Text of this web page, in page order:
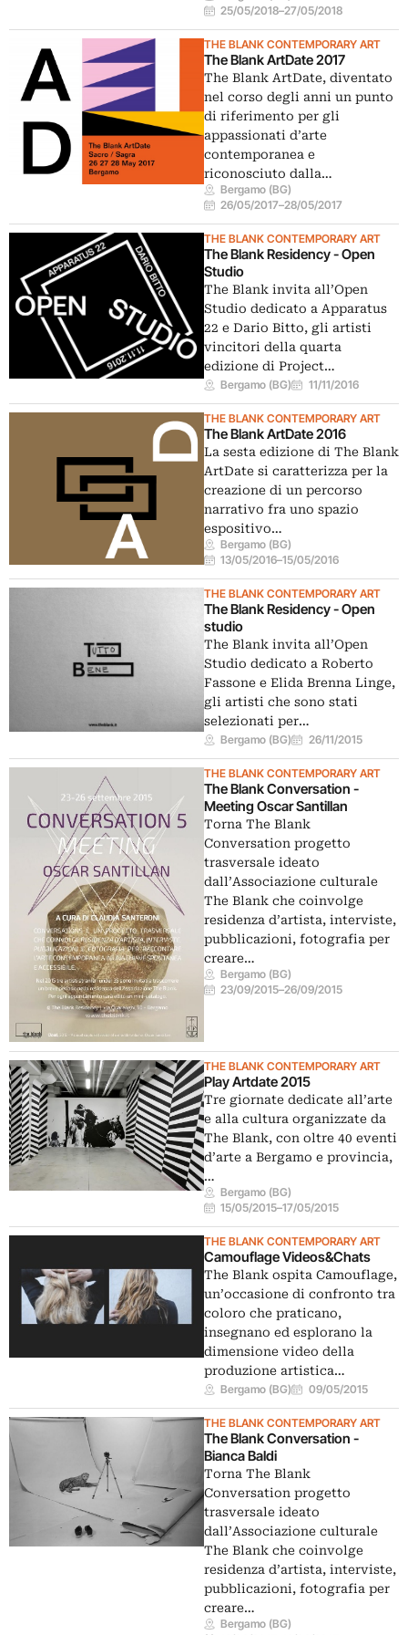
25/05/2018–27/05/2018
THE BLANK CONTEMPORARY ART
The Blank ArtDate 2017
The Blank ArtDate, diventato
nel corso degli anni un punto
di riferimento per gli
appassionati d’arte
contemporanea e
riconosciuto dalla…
Bergamo (BG)
26/05/2017–28/05/2017
THE BLANK CONTEMPORARY ART
The Blank Residency - Open
Studio
The Blank invita all’Open
Studio dedicato a Apparatus
22 e Dario Bitto, gli artisti
vincitori della quarta
edizione di Project…
Bergamo (BG) 11/11/2016
THE BLANK CONTEMPORARY ART
The Blank ArtDate 2016
La sesta edizione di The Blank
ArtDate si caratterizza per la
creazione di un percorso
narrativo fra uno spazio
espositivo…
Bergamo (BG)
13/05/2016–15/05/2016
THE BLANK CONTEMPORARY ART
The Blank Residency - Open
studio
The Blank invita all’Open
Studio dedicato a Roberto
Fassone e Elida Brenna Linge,
gli artisti che sono stati
selezionati per…
Bergamo (BG) 26/11/2015
THE BLANK CONTEMPORARY ART
The Blank Conversation -
Meeting Oscar Santillan
Torna The Blank
Conversation progetto
trasversale ideato
dall’Associazione culturale
The Blank che coinvolge
residenza d’artista, interviste,
pubblicazioni, fotografia per
creare…
Bergamo (BG)
23/09/2015–26/09/2015
THE BLANK CONTEMPORARY ART
Play Artdate 2015
Tre giornate dedicate all’arte
e alla cultura organizzate da
The Blank, con oltre 40 eventi
d’arte a Bergamo e provincia,
…
Bergamo (BG)
15/05/2015–17/05/2015
THE BLANK CONTEMPORARY ART
Camouflage Videos&Chats
The Blank ospita Camouflage,
un’occasione di confronto tra
coloro che praticano,
insegnano ed esplorano la
dimensione video della
produzione artistica…
Bergamo (BG) 09/05/2015
THE BLANK CONTEMPORARY ART
The Blank Conversation -
Bianca Baldi
Torna The Blank
Conversation progetto
trasversale ideato
dall’Associazione culturale
The Blank che coinvolge
residenza d’artista, interviste,
pubblicazioni, fotografia per
creare…
Bergamo (BG)